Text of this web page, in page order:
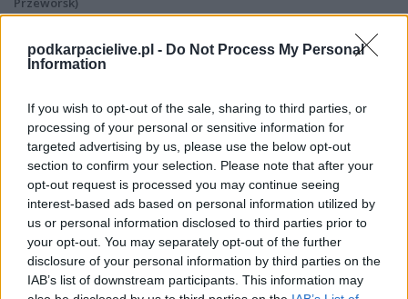
podkarpacielive.pl - Do Not Process My Personal
Information
If you wish to opt-out of the sale, sharing to third parties, or
processing of your personal or sensitive information for
targeted advertising by us, please use the below opt-out
section to confirm your selection. Please note that after your
opt-out request is processed you may continue seeing
interest-based ads based on personal information utilized by
us or personal information disclosed to third parties prior to
your opt-out. You may separately opt-out of the further
disclosure of your personal information by third parties on the
IAB’s list of downstream participants. This information may
rozegrane zostanie w ramach Jarosław > Klasa B Przeworsk (26. kolejki -
Jarosław > Klasa B Przeworsk).
bramek, kartki, składy, statystyki i informacje o przebiegu
spotkania. To kompletne źródło danych dla kibiców i pasjonatów
lokalnej piłki nożnej. Jeżeli aktualnie nie widzisz tutaj danych z pewnością
pracujemy nad tym żeby je uzupełnić.
Wynik meczu Błękitni Wierzbna vs Wisłok Świętoniowa
Po zakończeniu spotkania automatycznie publikujemyoficjalny wynik
spotkania, a także dane meczowe, jeśli są dostępne.
Pełny harmonogram rozgrywek dostępny jest tutaj:Jarosław > Klasa B
Przeworsk - terminarz.
Informacje o składach i strzelcach